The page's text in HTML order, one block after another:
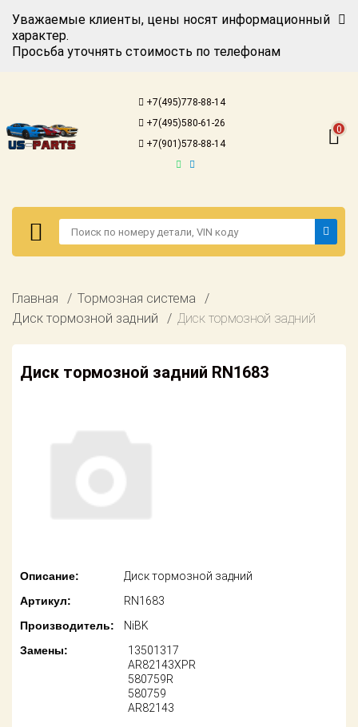
Уважаемые клиенты, цены носят информационный
характер.
Просьба уточнять стоимость по телефонам
+7(495)778-88-14
+7(495)580-61-26
+7(901)578-88-14
0
Авторизация
американских
автомобилей
запросу
техобслуживание
Оплата
заказ
Контакты
Регистрация
американских
автомобилей
техобслуживание
Доставка
Оплата
Главная
Тормозная система
Диск тормозной задний
Диск тормозной задний
Диск тормозной задний RN1683
Описание:
Диск тормозной задний
Артикул:
RN1683
Производитель:
NiBK
Замены:
13501317
AR82143XPR
580759R
580759
AR82143